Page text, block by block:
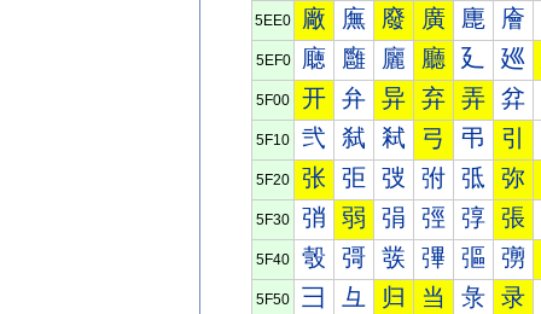
5EE0 廠 廡 廢 廣 廤 廥
5EF0 廰 廱 廲 廳 廴 廵
5F00 开 弁 异 弃 弄 弅
5F10 弐 弑 弒 弓 弔 引
5F20 张 弡 弢 弣 弤 弥
5F30 弰 弱 弲 弳 弴 張
5F40 彀 彁 彂 彃 彄 彅
5F50 彐 彑 归 当 彔 录